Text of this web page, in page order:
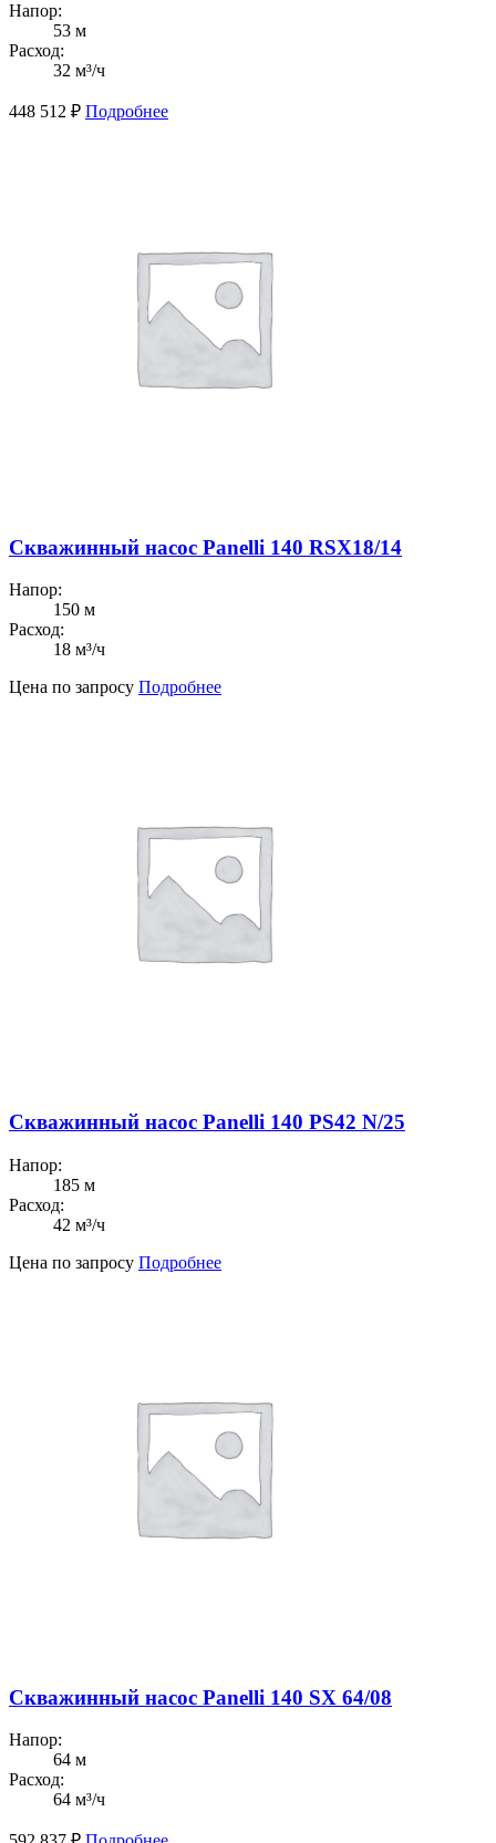
Напор:
53 м
Расход:
32 м³/ч
448 512 ₽ Подробнее
Скважинный насос Panelli 140 RSX18/14
Напор:
150 м
Расход:
18 м³/ч
Цена по запросу Подробнее
Скважинный насос Panelli 140 PS42 N/25
Напор:
185 м
Расход:
42 м³/ч
Цена по запросу Подробнее
Скважинный насос Panelli 140 SX 64/08
Напор:
64 м
Расход:
64 м³/ч